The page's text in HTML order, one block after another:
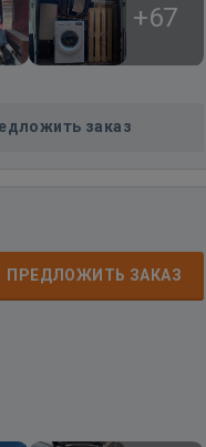
+67
заказ
ПРЕДЛОЖИТЬ ЗАКАЗ